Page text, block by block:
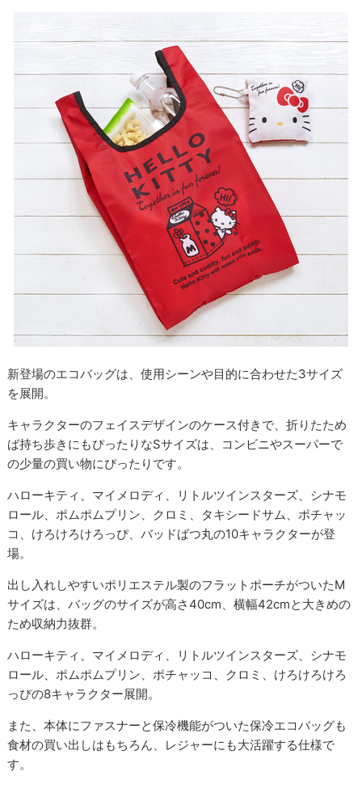
新登場のエコバッグは、使用シーンや目的に合わせた3サイズ
を展開。
キャラクターのフェイスデザインのケース付きで、折りたため
ば持ち歩きにもぴったりなSサイズは、コンビニやスーパーで
の少量の買い物にぴったりです。
ハローキティ、マイメロディ、リトルツインスターズ、シナモ
ロール、ポムポムプリン、クロミ、タキシードサム、ポチャッ
コ、けろけろけろっぴ、バッドばつ丸の10キャラクターが登
場。
出し入れしやすいポリエステル製のフラットポーチがついたM
サイズは、バッグのサイズが高さ40cm、横幅42cmと大きめの
ため収納力抜群。
ハローキティ、マイメロディ、リトルツインスターズ、シナモ
ロール、ポムポムプリン、ポチャッコ、クロミ、けろけろけろ
っぴの8キャラクター展開。
また、本体にファスナーと保冷機能がついた保冷エコバッグも
食材の買い出しはもちろん、レジャーにも大活躍する仕様で
す。